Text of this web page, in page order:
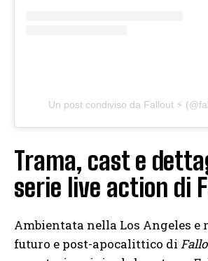
Un post condiviso da Fallout ⚡️
Trama, cast e
serie live action di
Ambientata nella Los Angeles e
futuro e post-apocalittico di